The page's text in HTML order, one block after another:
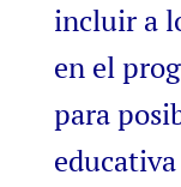
incluir a
en el
para